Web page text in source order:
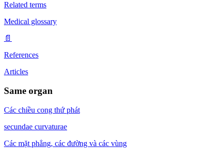
Related terms
Medical glossary
📄
References
Articles
Same organ
Các chiều cong thứ phát
secundae curvaturae
Các mặt phẳng, các đường và các vùng